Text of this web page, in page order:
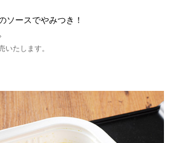
ソースでやみつき！
たします。